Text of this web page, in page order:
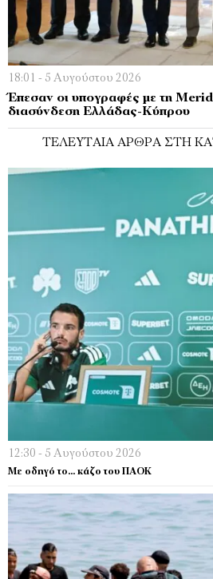
18:01 - 5 Αυγούστου 2026
Έπεσαν οι υπογραφές με τη
διασύνδεση Ελλάδας-Κύπρου
ΤΕΛΕΥΤΑΊΑ ΆΡΘΡΑ ΣΤΗ
12:30 - 5 Αυγούστου 2026
Με οδηγό το… κάζο του ΠΑΟΚ